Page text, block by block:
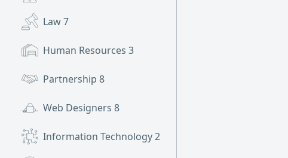
Law7
Human Resources 3
Partnership 8
Web Designers 8
Information Technology2